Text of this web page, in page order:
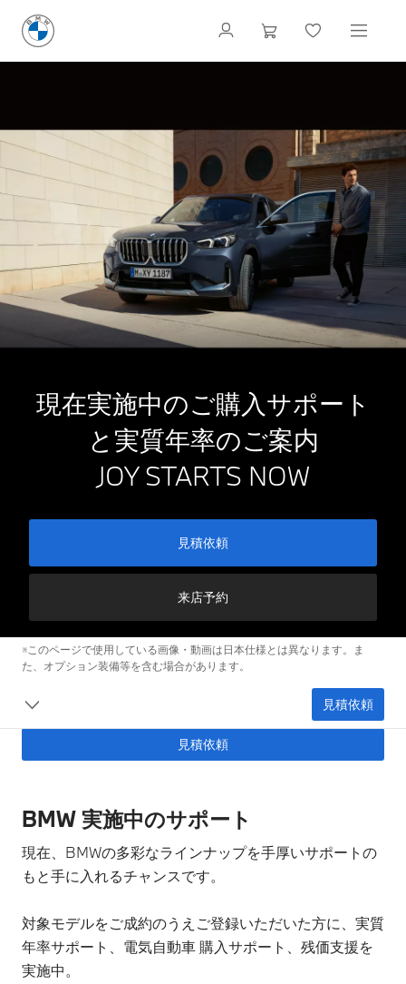
現在実施中のご購入サポート
と実質年率のご案内
JOY STARTS NOW
見積依頼
来店予約
※このページで使用している画像・動画は日本仕様とは異なります。ま
た、オプション装備等を含む場合があります。
見積依頼
見積依頼
BMW 実施中のサポート
現在、BMWの多彩なラインナップを手厚いサポートの
もと手に入れるチャンスです。
対象モデルをご成約のうえご登録いただいた方に、実質
年率サポート、電気自動車 購入サポート、残価支援を
実施中。